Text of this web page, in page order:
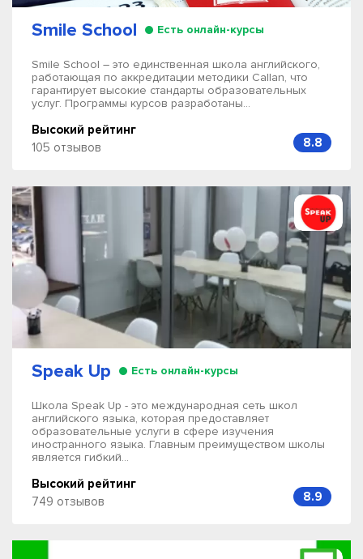
Smile School Есть онлайн-курсы
Smile School – это единственная школа английского,
работающая по аккредитации методики Callan, что
гарантирует высокие стандарты образовательных
услуг. Программы курсов разработаны...
Высокий рейтинг
105 отзывов
8.8
Speak Up Есть онлайн-курсы
Школа Speak Up - это международная сеть школ
английского языка, которая предоставляет
образовательные услуги в сфере изучения
иностранного языка. Главным преимуществом школы
является гибкий...
Высокий рейтинг
749 отзывов
8.9